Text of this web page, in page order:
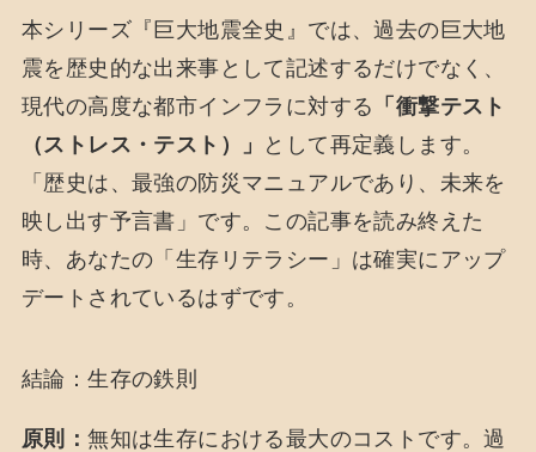
本シリーズ『巨大地震全史』では、過去の巨大地
震を歴史的な出来事として記述するだけでなく、
現代の高度な都市インフラに対する 「衝撃テスト
（ストレス・テスト）」
として再定義します。
「歴史は、最強の防災マニュアルであり、未来を
映し出す予言書」です。この記事を読み終えた
時、あなたの「生存リテラシー」は確実にアップ
デートされているはずです。
結論：生存の鉄則
原則：無知は生存における最大のコストです。過